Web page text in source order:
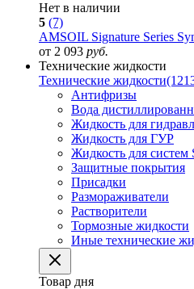
Нет в наличии
5 (7)
AMSOIL Signature Series
от 2 093 руб.
Технические жидкости
Технические жидкости
Антифризы
Вода
Жидкость для
Жидкость для ГУР
Жидкость для систем
Защитные покрытия
Присадки
Размораживатели
Растворители
Тормозные жидкости
Иные технические
Товар дня